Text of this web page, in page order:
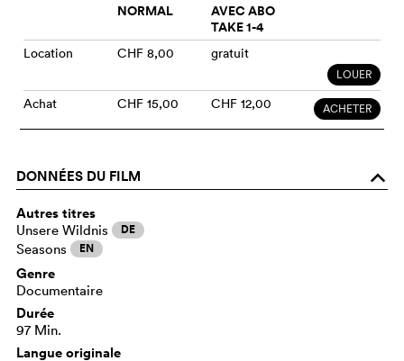
NORMAL
AVEC ABO
TAKE 1-4
Location CHF 8,00 gratuit
LOUER
Achat CHF 15,00 CHF 12,00 ACHETER
DONNÉES DU FILM o
Autres titres
Unsere Wildnis DE
Seasons EN
Genre
Documentaire
Durée
97 Min.
Langue originale